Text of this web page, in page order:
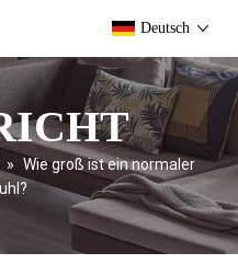
Deutsch
» Wie groß ist ein normaler